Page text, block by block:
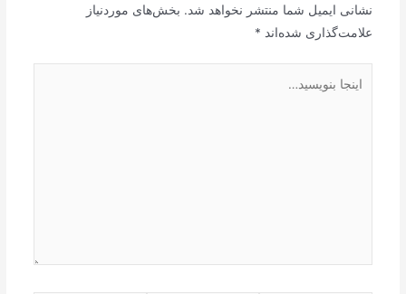
نشانی ایمیل شما منتشر نخواهد شد. بخش‌های موردنیاز
علامت‌گذاری شده‌اند *
بنویسید…